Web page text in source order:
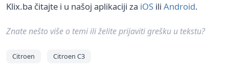
Klix.ba čitajte i u našoj aplikaciji za iOS ili Android.
Znate nešto više o temi ili želite prijaviti grešku u tekstu?
Citroen Citroen C3